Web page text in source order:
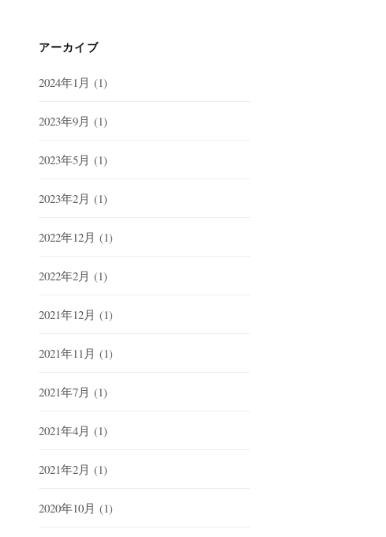
アーカイブ
2024年1月 (1)
2023年9月 (1)
2023年5月 (1)
2023年2月 (1)
2022年12月 (1)
2022年2月 (1)
2021年12月 (1)
2021年11月 (1)
2021年7月 (1)
2021年4月 (1)
2021年2月 (1)
2020年10月 (1)